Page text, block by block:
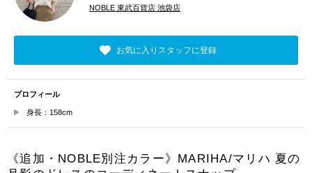
NOBLE 東武百貨店 池袋店
お気に入りスタッフに登録
プロフィール
身長：158cm
《追加・NOBLE別注カラー》MARIHA/マリハ 夏の